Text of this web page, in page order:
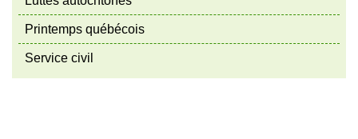
Printemps québécois
Service civil